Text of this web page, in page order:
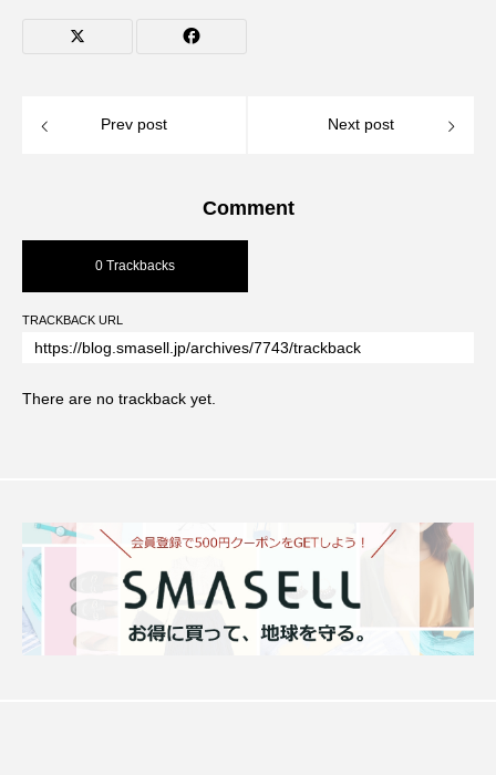
Prev post Next post
Comment
0 Trackbacks
TRACKBACK URL
There are no trackback yet.